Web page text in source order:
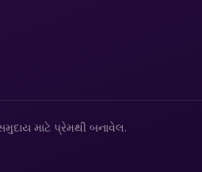
માટે પ્રેમથી બનાવેલ.